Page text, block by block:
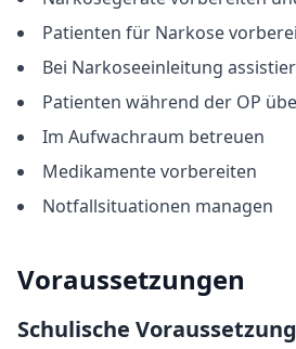
Patienten für Narkose
Bei Narkoseeinleitung
Patienten während der OP
Im Aufwachraum betreuen
Medikamente vorbereiten
Notfallsituationen managen
Voraussetzungen
Schulische